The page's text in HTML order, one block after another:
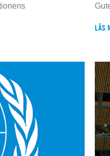
LÄS